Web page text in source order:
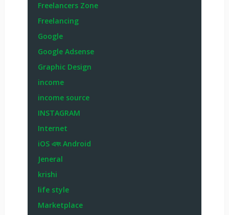
Freelancers Zone
Freelancing
Google
Google Adsense
Graphic Design
income
income source
INSTAGRAM
Internet
iOS এবং Android
Jeneral
krishi
life style
Marketplace